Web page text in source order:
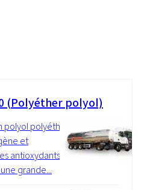
(Polyéther polyol)
polyéther. Il
et
antioxydants
grande...